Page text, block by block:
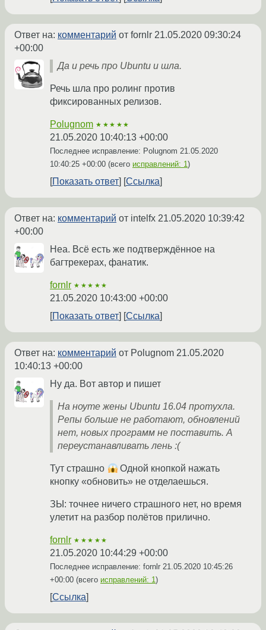
Ответ на: комментарий от fornlr 21.05.2020 09:30:24
+00:00
Да и речь про Ubuntu и шла.
Речь шла про ролинг против
фиксированных релизов.
Polugnom ★★★★★
21.05.2020 10:40:13 +00:00
Последнее исправление: Polugnom 21.05.2020
10:40:25 +00:00 (всего исправлений: 1)
Показать ответ Ссылка
Ответ на: комментарий от intelfx 21.05.2020 10:39:42
+00:00
Неа. Всё есть же подтверждённое на
багтрекерах, фанатик.
fornlr ★★★★★
21.05.2020 10:43:00 +00:00
Показать ответ
Ссылка
Ответ на: комментарий от Polugnom 21.05.2020
10:40:13 +00:00
Ну да. Вот автор и пишет
На ноуте жены Ubuntu 16.04 протухла.
Репы больше не работают, обновлений
нет, новых программ не поставить. А
переустанавливать лень :(
Тут страшно
Одной кнопкой нажать
кнопку «обновить» не отделаешься.
ЗЫ: точнее ничего страшного нет, но время
улетит на разбор полётов прилично.
fornlr ★★★★★
21.05.2020 10:44:29 +00:00
Последнее исправление: fornlr 21.05.2020 10:45:26
+00:00 (всего исправлений: 1)
Ссылка